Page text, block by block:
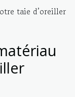
taie d’oreiller